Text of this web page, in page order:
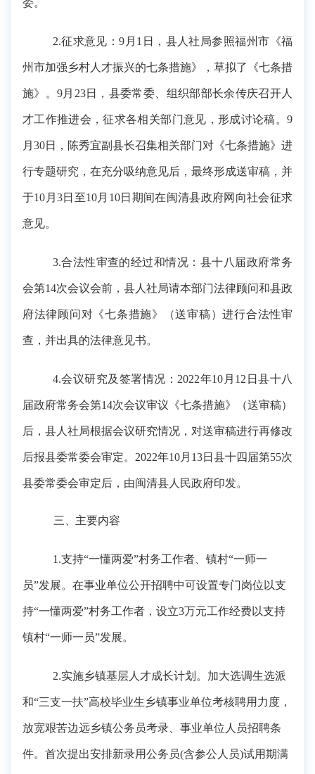
委。
2.征求意见：9月1日， 县人社局参照福州市《福
州市加强乡村人才振兴的七条措施》， 草拟了 《七条措
施》。9月23日，县委常委、组织部部长余传庆召开人
才工作推进会，征求各相关部门意见，形成讨论稿。9
月30日，陈秀宜副县长召集相关部门对《七条措施》进
行专题研究，在充分吸纳意见后，最终形成送审稿， 并
于10月3日至10月10日 期间在闽清县政府网向社会征求
意见。
3.合法性审查的经过和情况 ： 县十八届政府常务
会第14次会议会前，县人社局请本部门法律顾问和县政
府法律顾问对《七条措施》（送审稿）进行合法性审
查，并出具的法律意见书。
4.会议研究及签署情况： 2022年10月12日县十八
届政府常务会第14次会议审议《七条措施》（送审稿）
后，县人社局根据会议研究情况，对送审稿进行再修改
后报县委常委会审定。 2022年10月13日县十四届第55次
县委常委会审定后，由闽清县人民政府印发。
三、主要内容
1.支持“一懂两爱”村务工作者、镇村“一师一
员”发展。 在事业单位公开招聘中可设置专门岗位以支
持“一懂两爱”村务工作者，设立3万元工作经费以支持
镇村“一师一员”发展。
2.实施乡镇基层人才成长计划。 加大选调生选派
和“三支一扶”高校毕业生乡镇事业单位考核聘用力度，
放宽艰苦边远乡镇公务员考录、事业单位人员招聘条
件。首次提出安排新录用公务员(含参公人员)试用期满